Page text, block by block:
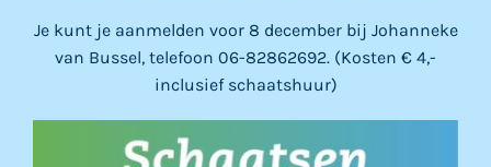
Je kunt je aanmelden voor 8 december bij Johanneke
van Bussel, telefoon 06-82862692. (Kosten € 4,-
inclusief schaatshuur)